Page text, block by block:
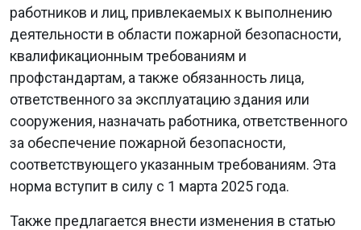
работников и лиц, привлекаемых к выполнению
деятельности в области пожарной безопасности,
квалификационным требованиям и
профстандартам, а также обязанность лица,
ответственного за эксплуатацию здания или
сооружения, назначать работника, ответственного
за обеспечение пожарной безопасности,
соответствующего указанным требованиям. Эта
норма вступит в силу с 1 марта 2025 года.
Также предлагается внести изменения в статью